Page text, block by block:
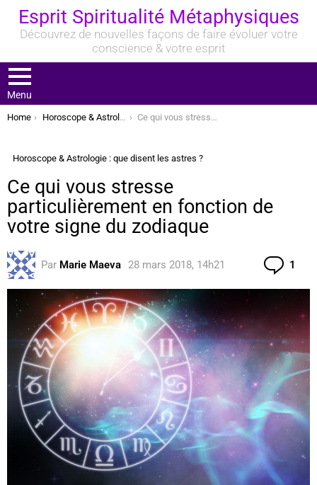
Esprit Spiritualité Métaphysiques
Découvrez de nouvelles façons de faire évoluer votre
conscience & votre esprit
Menu
You are here:
Home Horoscope & Astrologie : que disent les astres ? Ce qui vous stresse particulièrement en fonction de votre signe du zodiaque
Horoscope & Astrologie : que disent les astres ?
Ce qui vous stresse
particulièrement en fonction de
votre signe du zodiaque
Par Marie Maeva 28 mars 2018, 14h21 1